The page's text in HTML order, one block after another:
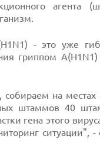
- это уже
гриппом
собираем на
штаммов 40
гена этого
ситуации", -